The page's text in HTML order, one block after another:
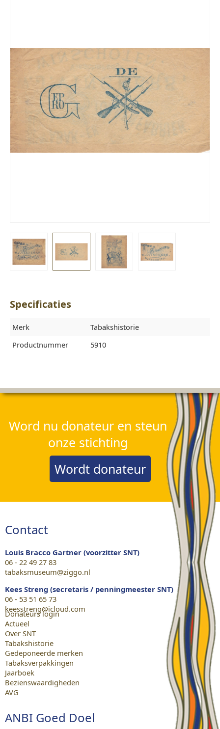
Specificaties
Merk
Tabakshistorie
Productnummer
5910
Word nu donateur en steun
onze stichting
Wordt donateur
Contact
Louis Bracco Gartner (voorzitter SNT)
06 - 22 49 27 83
tabaksmuseum@ziggo.nl
Kees Streng (secretaris / penningmeester SNT)
06 - 53 51 65 73
keesstreng@icloud.com
Donateurs login
Actueel
Over SNT
Tabakshistorie
Gedeponeerde merken
Tabaksverpakkingen
Jaarboek
Bezienswaardigheden
AVG
ANBI Goed Doel